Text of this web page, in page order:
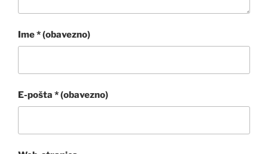
Ime* (obavezno)
E-pošta * (obavezno)